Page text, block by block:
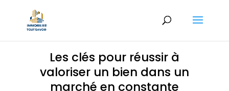
Les clés pour réussir à
valoriser un bien dans un
marché en constante